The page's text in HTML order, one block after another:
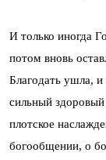
И только иногда
потом вновь
Благодать ушла,
сильный
плотское
богообщении, о